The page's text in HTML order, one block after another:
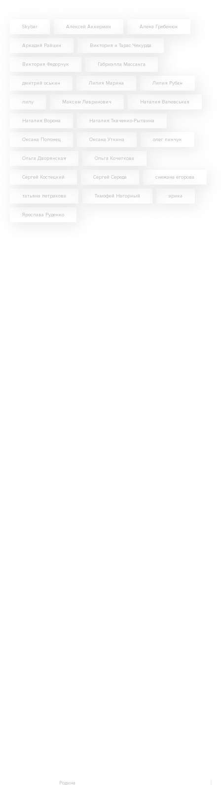
Skybar Алексей Аккерман Алена Гребенюк
Аркадий Райцин Виктория и Тарас Чекурда
Виктория Федорчук Габриэлла Массанга
дмитрий оськин Лилия Марина Лилия Рубан
лилу Максим Лавринович Наталия Валевськая
Наталия Ворона Наталия Ткаченко-Рытвина
Оксана Полонец Оксана Уткина олег пинчук
Ольга Дворянская Ольга Кочеткова
Сергей Костецкий Сергей Середа снежана егорова
татьяна петракова Тимофей Нагорный эрика
Ярослава Руденко
Родина